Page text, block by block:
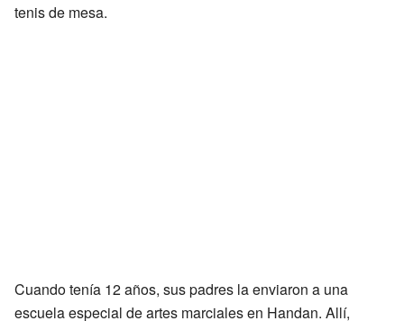
tenis de mesa.
Cuando tenía 12 años, sus padres la enviaron a una
escuela especial de artes marciales en Handan. Allí,